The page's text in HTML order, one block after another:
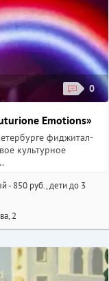
0
Emotions»
фиджитал-
культурное
- 850 руб., дети до 3
2